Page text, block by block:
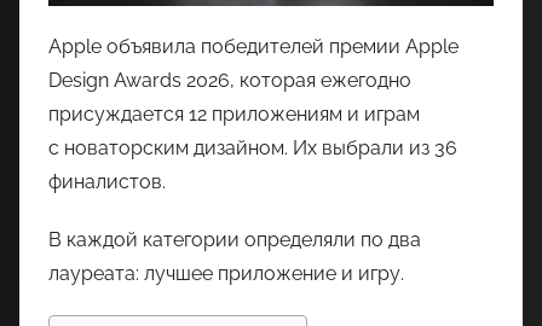
Apple объявила победителей премии Apple
Design Awards 2026, которая ежегодно
присуждается 12 приложениям и играм
с новаторским дизайном. Их выбрали из 36
финалистов.
В каждой категории определяли по два
лауреата: лучшее приложение и игру.